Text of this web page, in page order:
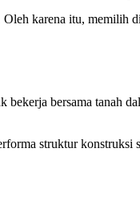
Oleh karena itu, memilih
bersama tanah
struktur konstruksi